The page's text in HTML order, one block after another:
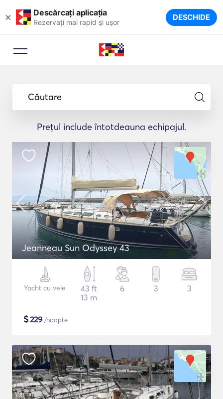
× Descărcați aplicația
Rezervați mai rapid și ușor DESCHIDE
Căutare
Prețul include întotdeauna echipajul.
Jeanneau Sun Odyssey 43
Yacht cu vele
43 ft
13 m
6 3 3
$229 /noapte